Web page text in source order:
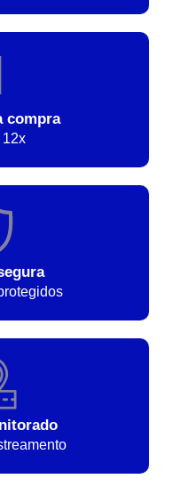
compra
12x